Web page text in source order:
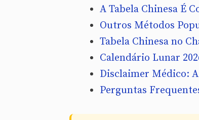
A Tabela Chinesa É
Outros Métodos
Tabela Chinesa no
Calendário Lunar
Disclaimer Médico:
Perguntas